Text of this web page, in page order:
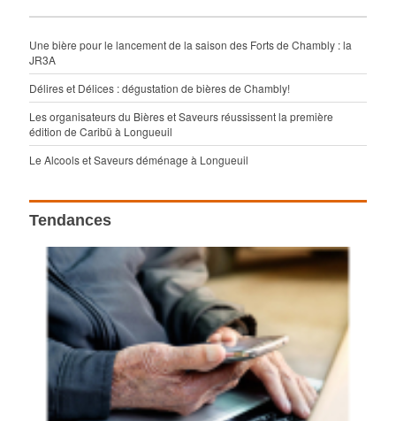
Une bière pour le lancement de la saison des Forts de Chambly : la
JR3A
Délires et Délices : dégustation de bières de Chambly!
Les organisateurs du Bières et Saveurs réussissent la première
édition de Caribü à Longueuil
Le Alcools et Saveurs déménage à Longueuil
Tendances